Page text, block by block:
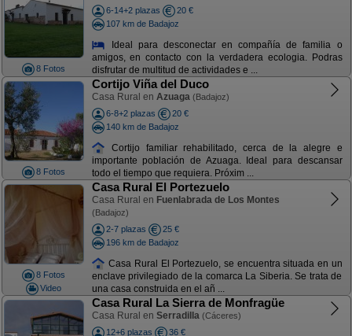
8 Fotos
6-14+2 plazas
20 €
107 km de Badajoz
Ideal para desconectar en compañía de familia o
amigos, en contacto con la verdadera ecologia. Podras
disfrutar de multitud de actividades e ...
8 Fotos
Cortijo Viña del Duco
Casa Rural en Azuaga (Badajoz)
6-8+2 plazas
20 €
140 km de Badajoz
Cortijo familiar rehabilitado, cerca de la alegre e
importante población de Azuaga. Ideal para descansar
todo el tiempo que requiera. Próxim ...
8 Fotos
Video
Casa Rural El Portezuelo
Casa Rural en Fuenlabrada de Los Montes
(Badajoz)
2-7 plazas
25 €
196 km de Badajoz
Casa Rural El Portezuelo, se encuentra situada en un
enclave privilegiado de la comarca La Siberia. Se trata de
una casa construida en el añ ...
Casa Rural La Sierra de Monfragüe
Casa Rural en Serradilla (Cáceres)
12+6 plazas
36 €